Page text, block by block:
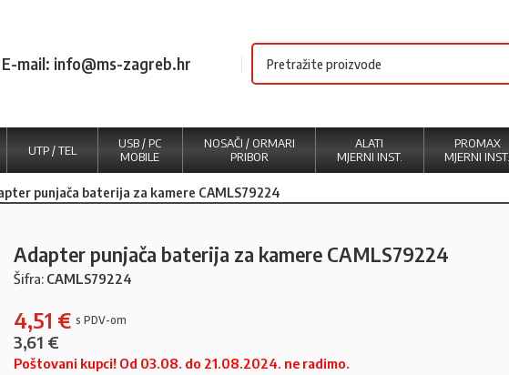
E-mail: info@ms-zagreb.hr
UTP / TEL
USB / PC
MOBILE
NOSAČI / ORMARI
PRIBOR
ALATI
MJERNI INST.
PROMAX
MJERNI INST.
punjača baterija za kamere CAMLS79224
Adapter punjača baterija za kamere CAMLS79224
Šifra: CAMLS79224
4,51 €
3,61 €
Poštovani kupci! Od 03.08. do 21.08.2024. ne radimo.